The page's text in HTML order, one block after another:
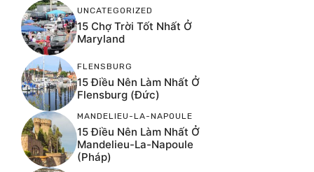
UNCATEGORIZED
15 Chợ Trời Tốt Nhất Ở
Maryland
FLENSBURG
15 Điều Nên Làm Nhất Ở
Flensburg (Đức)
MANDELIEU-LA-NAPOULE
15 Điều Nên Làm Nhất Ở
Mandelieu-La-Napoule
(Pháp)